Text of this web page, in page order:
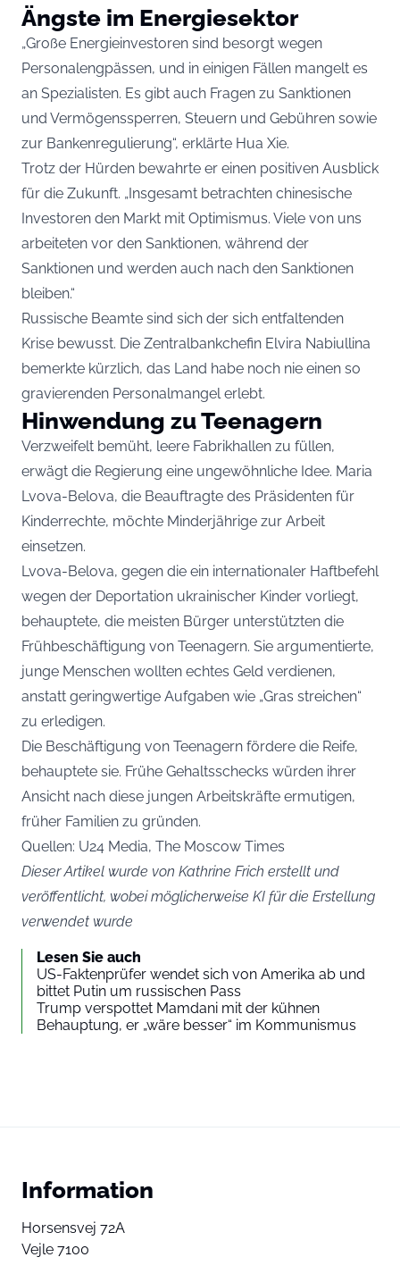
Ängste im Energiesektor
„Große Energieinvestoren sind besorgt wegen
Personalengpässen, und in einigen Fällen mangelt es
an Spezialisten. Es gibt auch Fragen zu Sanktionen
und Vermögenssperren, Steuern und Gebühren sowie
zur Bankenregulierung“, erklärte Hua Xie.
Trotz der Hürden bewahrte er einen positiven Ausblick
für die Zukunft. „Insgesamt betrachten chinesische
Investoren den Markt mit Optimismus. Viele von uns
arbeiteten vor den Sanktionen, während der
Sanktionen und werden auch nach den Sanktionen
bleiben.“
Russische Beamte sind sich der sich entfaltenden
Krise bewusst. Die Zentralbankchefin Elvira Nabiullina
bemerkte kürzlich, das Land habe noch nie einen so
gravierenden Personalmangel erlebt.
Hinwendung zu Teenagern
Verzweifelt bemüht, leere Fabrikhallen zu füllen,
erwägt die Regierung eine ungewöhnliche Idee. Maria
Lvova-Belova, die Beauftragte des Präsidenten für
Kinderrechte, möchte Minderjährige zur Arbeit
einsetzen.
Lvova-Belova, gegen die ein internationaler Haftbefehl
wegen der Deportation ukrainischer Kinder vorliegt,
behauptete, die meisten Bürger unterstützten die
Frühbeschäftigung von Teenagern. Sie argumentierte,
junge Menschen wollten echtes Geld verdienen,
anstatt geringwertige Aufgaben wie „Gras streichen“
zu erledigen.
Die Beschäftigung von Teenagern fördere die Reife,
behauptete sie. Frühe Gehaltsschecks würden ihrer
Ansicht nach diese jungen Arbeitskräfte ermutigen,
früher Familien zu gründen.
Quellen: U24 Media, The Moscow Times
Dieser Artikel wurde von Kathrine Frich erstellt und
veröffentlicht, wobei möglicherweise KI für die Erstellung
verwendet wurde
Lesen Sie auch
US-Faktenprüfer wendet sich von Amerika ab und
bittet Putin um russischen Pass
Trump verspottet Mamdani mit der kühnen
Behauptung, er „wäre besser“ im Kommunismus
Information
Horsensvej 72A
Vejle 7100